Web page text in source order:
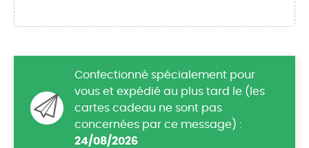
Confectionné spécialement pour
vous et expédié au plus tard le (les
cartes cadeau ne sont pas
concernées par ce message) :
24/08/2026